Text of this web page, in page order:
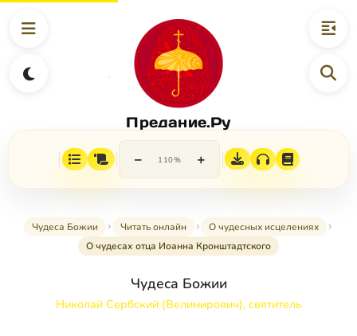
Предание.Ру
− 110% +
Чудеса Божии Читать онлайн
О чудесных исцелениях
О чудесах отца Иоанна Кронштадтского
Чудеса Божии
Николай Сербский (Велимирович), святитель